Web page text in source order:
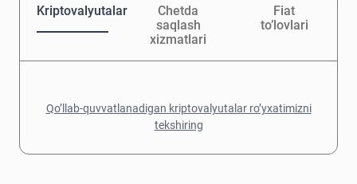
Kriptovalyutalar
Chetda
saqlash
xizmatlari
Fiat
to’lovlari
Qo’llab-quvvatlanadigan kriptovalyutalar ro’yxatimizni
tekshiring